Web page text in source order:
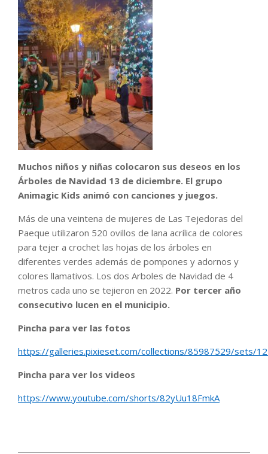
Muchos niños y niñas colocaron sus deseos en los
Árboles de Navidad 13 de diciembre. El grupo
Animagic Kids animó con canciones y juegos.
Más de una veintena de mujeres de Las Tejedoras del
Paeque utilizaron 520 ovillos de lana acrílica de colores
para tejer a crochet las hojas de los árboles en
diferentes verdes además de pompones y adornos y
colores llamativos. Los dos Arboles de Navidad de 4
metros cada uno se tejieron en 2022. Por tercer año
consecutivo lucen en el municipio.
Pincha para ver las fotos
https://galleries.pixieset.com/collections/85987529/sets/
Pincha para ver los videos
https://www.youtube.com/shorts/82yUu18FmkA